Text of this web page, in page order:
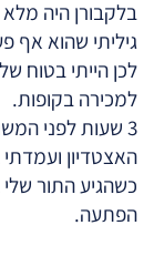
בלקבורן היה
גיליתי שהוא אף
לכן הייתי בטוח
למכירה בקופות.
3 שעות לפני
האצטדיון
כשהגיע התור
הפתעה.